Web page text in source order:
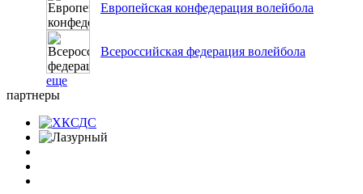
Европейская конфедерация волейбола
Всероссийская федерация волейбола
еще
партнеры